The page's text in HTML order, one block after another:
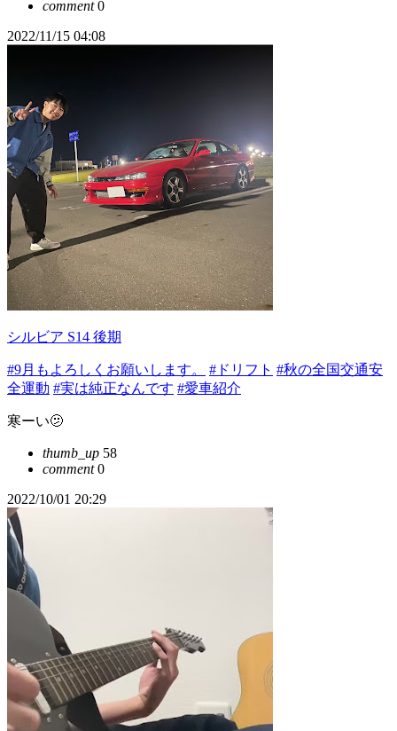
comment0
2022/11/15 04:08
シルビア S14 後期
#9月もよろしくお願いします。 #ドリフト #秋の全国交通安
全運動 #実は純正なんです #愛車紹介
寒ーい🫤
thumb_up 58
comment0
2022/10/01 20:29